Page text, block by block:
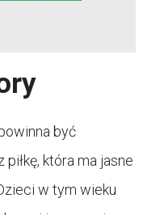
być
która ma jasne
w tym wieku